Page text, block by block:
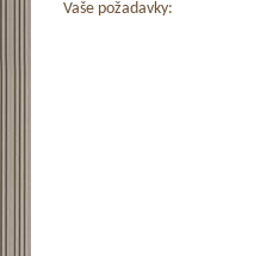
Vaše požadavky: